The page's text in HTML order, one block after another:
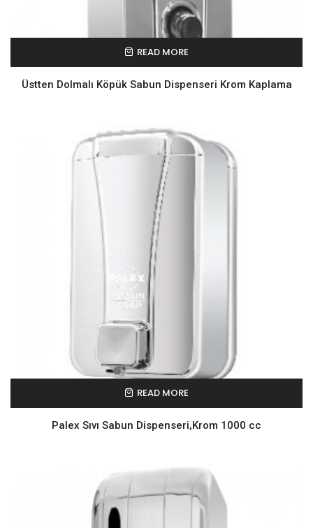
READ MORE
Üstten Dolmalı Köpük Sabun Dispenseri Krom Kaplama
READ MORE
Palex Sıvı Sabun Dispenseri,Krom 1000 cc